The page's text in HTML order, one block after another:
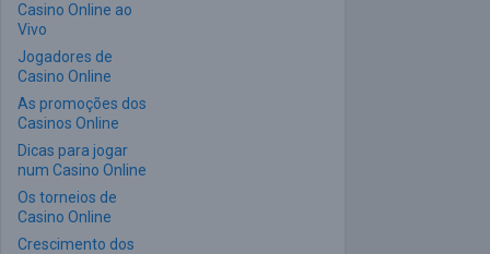
Casino Online ao
Vivo
Jogadores de
Casino Online
As promoções dos
Casinos Online
Dicas para jogar
num Casino Online
Os torneios de
Casino Online
Crescimento dos